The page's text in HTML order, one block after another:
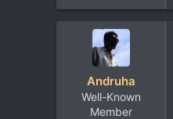
Andruha
Well-Known
Member